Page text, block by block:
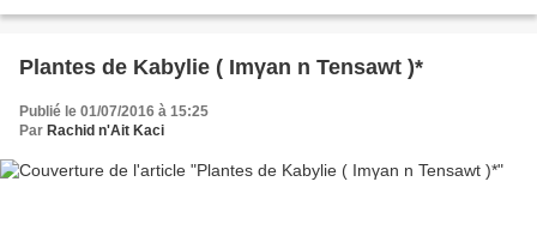
Plantes de Kabylie ( Imγan n Tensawt )*
Publié le 01/07/2016 à 15:25
Par Rachid n'Ait Kaci